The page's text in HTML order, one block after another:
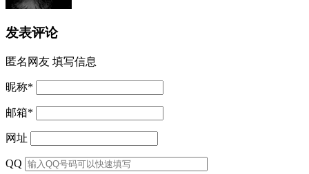
发表评论
匿名网友 填写信息
昵称*
邮箱*
网址
QQ